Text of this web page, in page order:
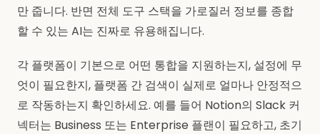
만 줍니다. 반면 전체 도구 스택을 가로질러 정보를 종합
할 수 있는 AI는 진짜로 유용해집니다.
각 플랫폼이 기본으로 어떤 통합을 지원하는지, 설정에 무
엇이 필요한지, 플랫폼 간 검색이 실제로 얼마나 안정적으
로 작동하는지 확인하세요. 예를 들어 Notion의 Slack 커
넥터는 Business 또는 Enterprise 플랜이 필요하고, 초기